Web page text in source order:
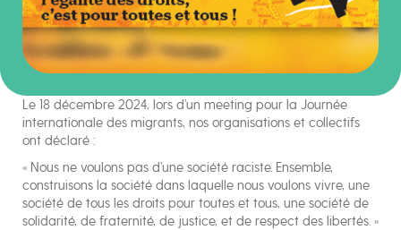
Le 18 décembre 2024, lors d’un meeting pour la Journée
internationale des migrants, nos organisations et collectifs
ont déclaré :
« Nous ne voulons pas d’une société raciste. Ensemble,
construisons la société dans laquelle nous voulons vivre, une
société de tous les droits pour toutes et tous, une société de
solidarité, de fraternité, de justice, et de respect des libertés. »